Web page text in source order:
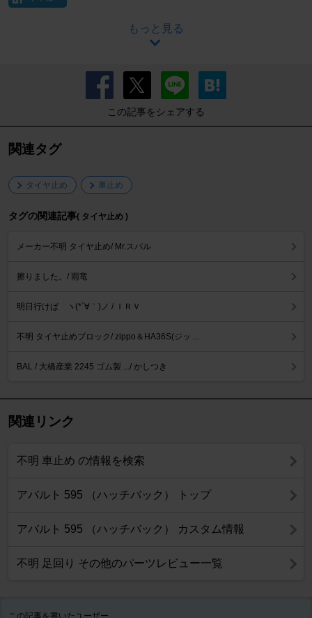
もっと見る
この記事をシェアする
関連タグ
タイヤ止め 車止め
タグの関連記事( タイヤ止め )
メーカー不明 タイヤ止め/ Mr.スバル
擦りました。/ 雨竜
明日行けば ヽ(*´∀｀)ノ / ＩＲＶ
不明 タイヤ止めブロック/ zippo＆HA36S(ジッ ...
BAL / 大橋産業 2245 ゴム製 .../ かしつき
関連リンク
不明 車止め の情報を検索
アバルト 595 （ハッチバック） トップ
アバルト 595 （ハッチバック） カスタム情報
不明 足回り その他のパーツレビュー一覧